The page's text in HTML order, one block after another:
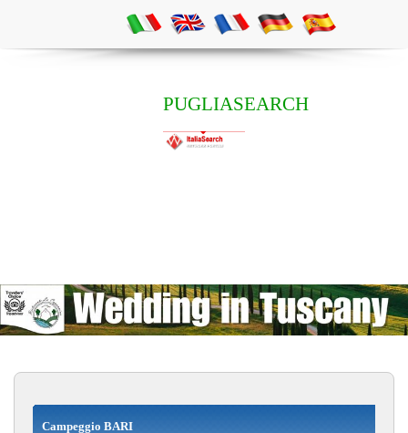
PUGLIASEARCH
Campeggio BARI